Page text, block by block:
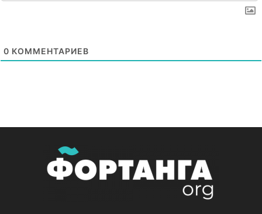
0 КОММЕНТАРИЕВ